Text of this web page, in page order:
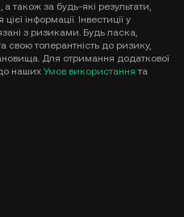
також за будь-які результати,
інформації. Інвестиції у
з ризиками. Будь ласка,
свою толерантність до ризику,
Для отримання додаткової
наших Умов використання та